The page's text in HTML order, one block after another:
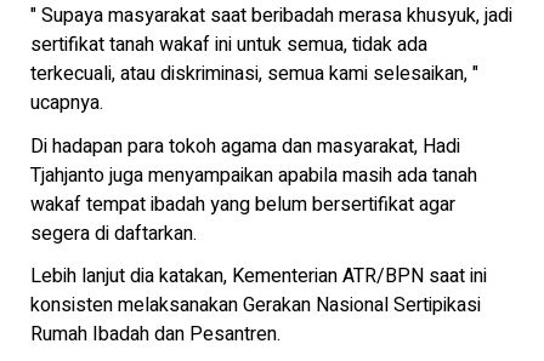
" Supaya masyarakat saat beribadah merasa khusyuk, jadi
sertifikat tanah wakaf ini untuk semua, tidak ada
terkecuali, atau diskriminasi, semua kami selesaikan, "
ucapnya.
Di hadapan para tokoh agama dan masyarakat, Hadi
Tjahjanto juga menyampaikan apabila masih ada tanah
wakaf tempat ibadah yang belum bersertifikat agar
segera di daftarkan.
Lebih lanjut dia katakan, Kementerian ATR/BPN saat ini
konsisten melaksanakan Gerakan Nasional Sertipikasi
Rumah Ibadah dan Pesantren.